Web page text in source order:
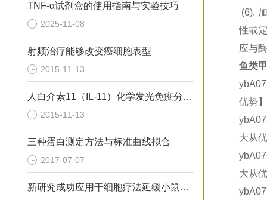
TNF-α试剂盒的使用指南与实验技巧
2025-11-08
射频治疗能够改变癌细胞表型
2015-11-13
人白介素11（IL-11）化学发光免疫分析试剂盒
2015-11-13
三种蛋白测定方法与标准曲线拟合
2017-07-07
新研究成功应用干细胞疗法延缓小鼠亨廷顿氏病进展
(6).
性或
应与
鱼类
优势
大从
大从